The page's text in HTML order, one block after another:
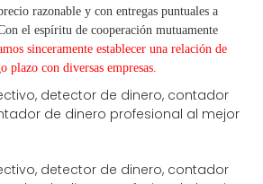
razonable y con entregas puntuales a
el espíritu de cooperación mutuamente
sinceramente establecer una relación de
plazo con diversas empresas.